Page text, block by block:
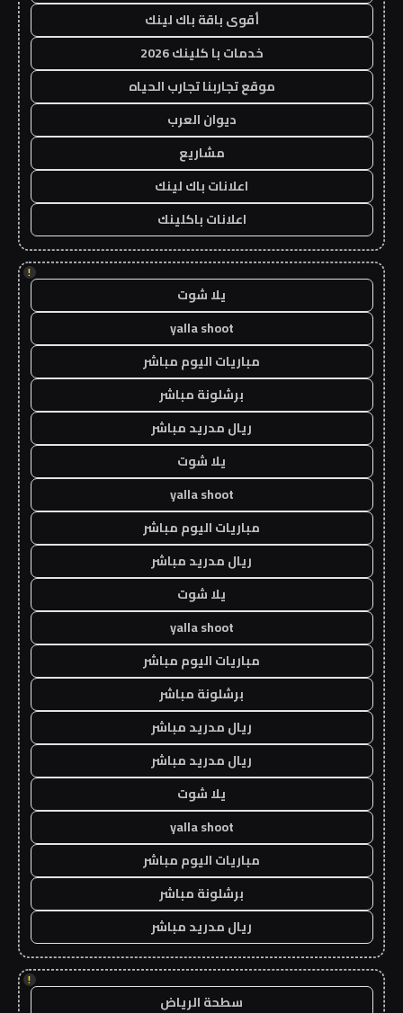
أقوى باقة باك لينك
خدمات با كلينك 2026
موقع تجاربنا تجارب الحياه
ديوان العرب
مشاريع
اعلانات باك لينك
اعلانات باكلينك
!
يلا شوت
yalla shoot
مباريات اليوم مباشر
برشلونة مباشر
ريال مدريد مباشر
يلا شوت
yalla shoot
مباريات اليوم مباشر
ريال مدريد مباشر
يلا شوت
yalla shoot
مباريات اليوم مباشر
برشلونة مباشر
ريال مدريد مباشر
ريال مدريد مباشر
يلا شوت
yalla shoot
مباريات اليوم مباشر
برشلونة مباشر
ريال مدريد مباشر
!
سطحة الرياض